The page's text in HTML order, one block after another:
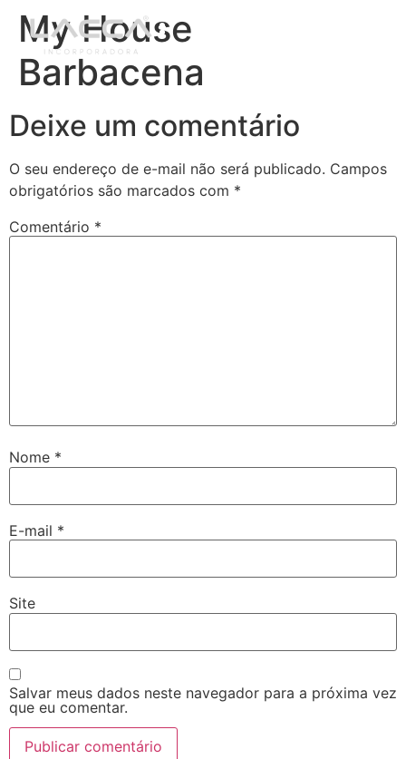
My House
Barbacena
Deixe um comentário
O seu endereço de e-mail não será publicado. Campos
obrigatórios são marcados com *
Comentário *
Nome *
E-mail *
Site
Salvar meus dados neste navegador para a próxima vez
que eu comentar.